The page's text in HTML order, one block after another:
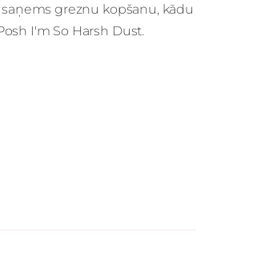
greznu kopšanu, kādu
I'm So Harsh Dust.